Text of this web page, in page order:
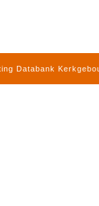
Databank